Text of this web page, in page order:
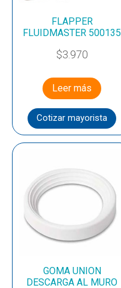
FLAPPER
FLUIDMASTER 500135
$3.970
Leer más
Cotizar mayorista
GOMA UNION
DESCARGA AL MURO